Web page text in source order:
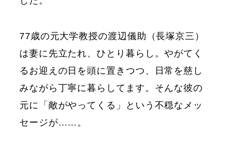
77歳の元大学教授の渡辺儀助（長塚京三）
は妻に先立たれ、ひとり暮らし。やがてく
るお迎えの日を頭に置きつつ、日常を慈し
みながら丁寧に暮らしてます。そんな彼の
元に「敵がやってくる」という不穏なメッ
セージが……。